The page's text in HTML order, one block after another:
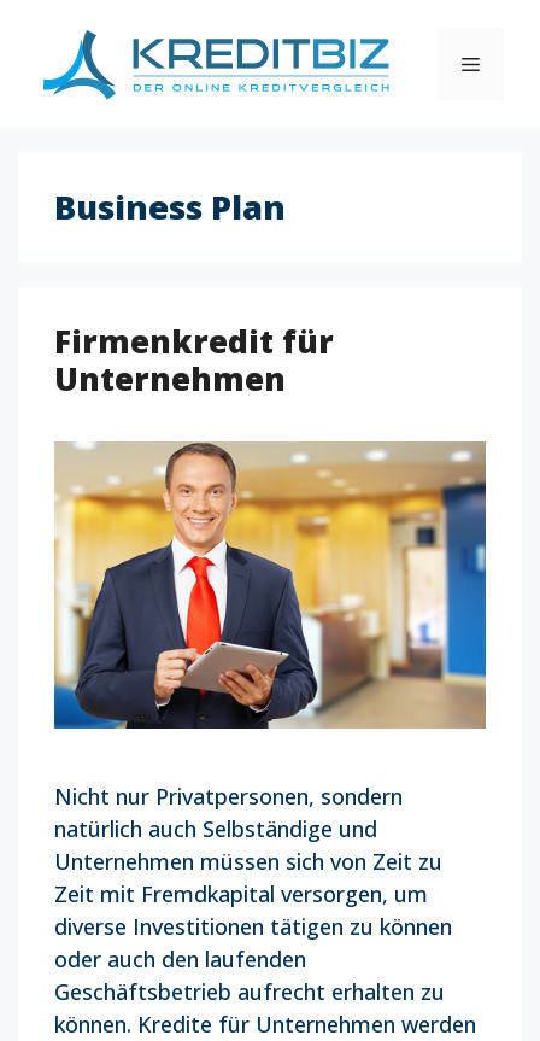
content
MENU
Business Plan
Firmenkredit für
Unternehmen
Nicht nur Privatpersonen, sondern
natürlich auch Selbständige und
Unternehmen müssen sich von Zeit zu
Zeit mit Fremdkapital versorgen, um
diverse Investitionen tätigen zu können
oder auch den laufenden
Geschäftsbetrieb aufrecht erhalten zu
können. Kredite für Unternehmen werden